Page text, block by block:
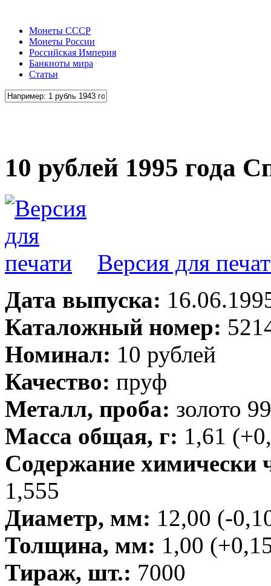
Монеты СССР
Монеты России
Российская Империя
Банкноты мира
Статьи
10 рублей 1995 года
Версия для
Дата выпуска:
Каталожный номер:
Номинал: 10 рублей
Качество: пруф
Металл, проба: золото
Масса общая, г: 1,61
Содержание химически
1,555
Диаметр, мм: 12,00 (-
Толщина, мм: 1,00
Тираж, шт.: 7000